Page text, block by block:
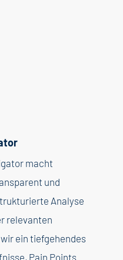
macht
und
Analyse
relevanten
ein tiefgehendes
Pain Points